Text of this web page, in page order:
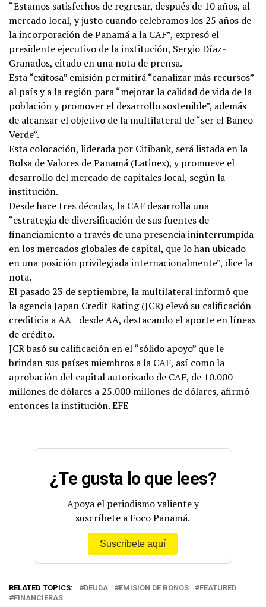
“Estamos satisfechos de regresar, después de 10 años, al
mercado local, y justo cuando celebramos los 25 años de
la incorporación de Panamá a la CAF”, expresó el
presidente ejecutivo de la institución, Sergio Díaz-
Granados, citado en una nota de prensa.
Esta “exitosa” emisión permitirá “canalizar más recursos”
al país y a la región para “mejorar la calidad de vida de la
población y promover el desarrollo sostenible”, además
de alcanzar el objetivo de la multilateral de “ser el Banco
Verde”.
Esta colocación, liderada por Citibank, será listada en la
Bolsa de Valores de Panamá (Latinex), y promueve el
desarrollo del mercado de capitales local, según la
institución.
Desde hace tres décadas, la CAF desarrolla una
“estrategia de diversificación de sus fuentes de
financiamiento a través de una presencia ininterrumpida
en los mercados globales de capital, que lo han ubicado
en una posición privilegiada internacionalmente”, dice la
nota.
El pasado 23 de septiembre, la multilateral informó que
la agencia Japan Credit Rating (JCR) elevó su calificación
crediticia a AA+ desde AA, destacando el aporte en líneas
de crédito.
JCR basó su calificación en el “sólido apoyo” que le
brindan sus países miembros a la CAF, así como la
aprobación del capital autorizado de CAF, de 10.000
millones de dólares a 25.000 millones de dólares, afirmó
entonces la institución. EFE
¿Te gusta lo que lees?
Apoya el periodismo valiente y
suscríbete a Foco Panamá.
Suscríbete aquí
RELATED TOPICS: DEUDA EMISION DE BONOS
FEATURED
FINANCIERAS